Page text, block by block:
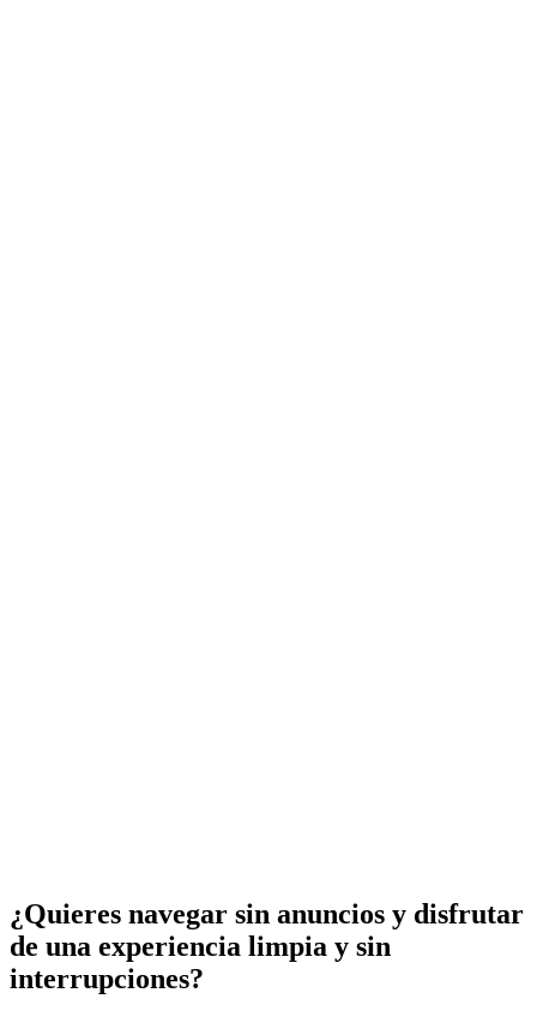
¿Quieres navegar sin anuncios y disfrutar
de una experiencia limpia y sin
interrupciones?